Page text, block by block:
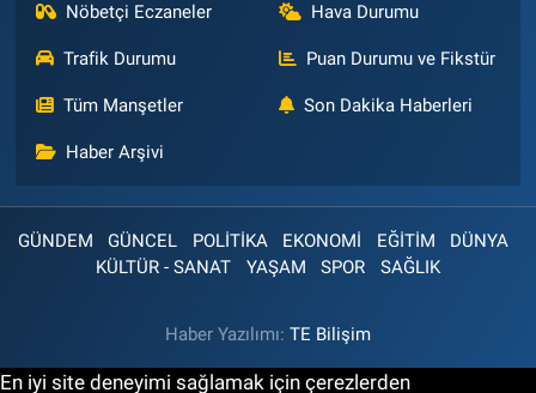
Nöbetçi Eczaneler Hava Durumu
Trafik Durumu Puan Durumu ve Fikstür
Tüm Manşetler Son Dakika Haberleri
Haber Arşivi
GÜNDEM GÜNCEL POLİTİKA EKONOMİ EĞİTİM
DÜNYA
KÜLTÜR - SANAT
YAŞAM SPOR SAĞLIK
Haber Yazılımı: TE Bilişim
En iyi site deneyimi sağlamak için çerezlerden